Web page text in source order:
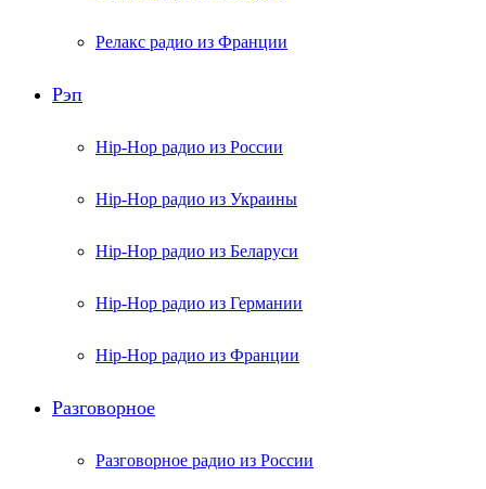
Релакс радио из Франции
Рэп
Hip-Hop радио из России
Hip-Hop радио из Украины
Hip-Hop радио из Беларуси
Hip-Hop радио из Германии
Hip-Hop радио из Франции
Разговорное
Разговорное радио из России